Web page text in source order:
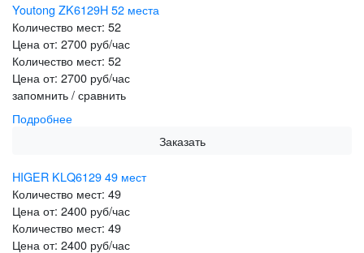
Youtong ZK6129H 52 места
Количество мест: 52
Цена от: 2700 руб/час
Количество мест: 52
Цена от: 2700 руб/час
запомнить / сравнить
Подробнее
Заказать
HIGER KLQ6129 49 мест
Количество мест: 49
Цена от: 2400 руб/час
Количество мест: 49
Цена от: 2400 руб/час